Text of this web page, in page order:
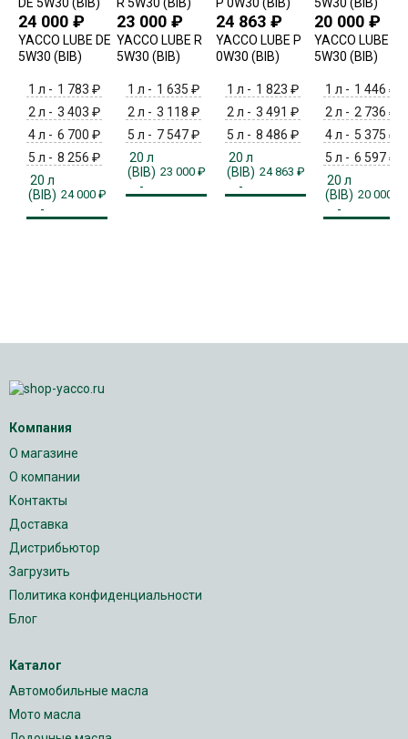
24 000 ₽
YACCO LUBE DE
5W30 (BIB)
1 л - 1 783 ₽
2 л - 3 403 ₽
4 л - 6 700 ₽
5 л - 8 256 ₽
20 л
(BIB)
-
24 000 ₽
23 000₽
YACCO LUBE R
5W30 (BIB)
1 л - 1 635 ₽
2 л - 3 118 ₽
5 л - 7 547₽
20 л
(BIB)
-
23 000 ₽
24 863 ₽
YACCO LUBE P
0W30 (BIB)
1 л - 1 823 ₽
2 л - 3 491 ₽
5 л - 8 486 ₽
20 л
(BIB)
-
24 863 ₽
20 000₽
YACCO LUBE F
5W30 (BIB)
1 л - 1 446 ₽
2 л - 2 736 ₽
4 л - 5 375 ₽
5 л - 6 597₽
20 л
(BIB)
-
20 000
Компания
О магазине
О компании
Контакты
Доставка
Дистрибьютор
Загрузить
Политика конфиденциальности
Блог
Каталог
Автомобильные масла
Мото масла